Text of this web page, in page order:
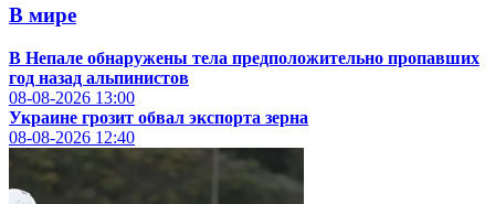
В мире
В Непале обнаружены тела предположительно пропавших
год назад альпинистов
08-08-2026 13:00
Украине грозит обвал экспорта зерна
08-08-2026 12:40